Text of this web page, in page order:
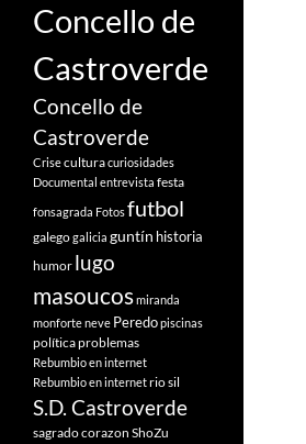
Concello de
Castroverde
Concello de
Castroverde
Criseculturacuriosidades
Documental entrevista festa
fonsagrada Fotosfutbol
galegogalicia guntín historia
humor lugo
masoucosmiranda
monforteneve Peredopiscinas
políticaproblemas
Rebumbio en internet
Rebumbio en internetrio sil
S.D. Castroverde
sagrado corazon ShoZu